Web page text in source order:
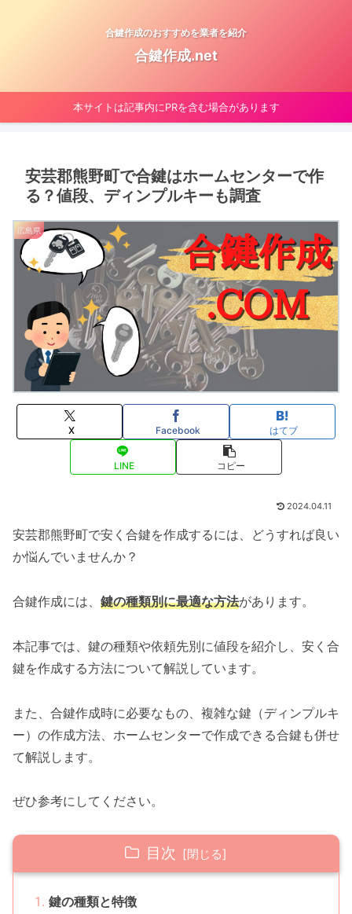
合鍵作成のおすすめを業者を紹介
合鍵作成.net
本サイトは記事内にPRを含む場合があります
安芸郡熊野町で合鍵はホームセンターで作
る？値段、ディンプルキーも調査
広島県
X Facebook はてブ
LINE コピー
2024.04.11
安芸郡熊野町で安く合鍵を作成するには、どうすれば良い
か悩んでいませんか？
合鍵作成には、 鍵の種類別に最適な方法があります。
本記事では、鍵の種類や依頼先別に値段を紹介し、安く合
鍵を作成する方法について解説しています。
また、合鍵作成時に必要なもの、複雑な鍵（ディンプルキ
ー）の作成方法、ホームセンターで作成できる合鍵も併せ
て解説します。
ぜひ参考にしてください。
目次
鍵の種類と特徴